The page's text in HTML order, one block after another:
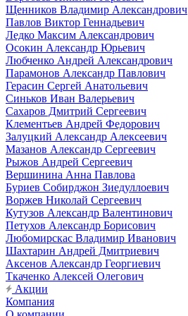
Щенников Владимир Александрович
Павлов Виктор Геннадьевич
Ледко Максим Александрович
Осокин Александр Юрьевич
Любченко Андрей Александрович
Парамонов Александр Павлович
Герасин Сергей Анатольевич
Синьков Иван Валерьевич
Сахаров Дмитрий Сергеевич
Клементьев Андрей Федорович
Залуцкий Александр Алексеевич
Мазанов Александр Сергеевич
Рыжов Андрей Сергеевич
Вершинина Анна Павлова
Буриев Собирджон Зиедуллоевич
Воржев Николай Сергеевич
Кутузов Александр Валентинович
Петухов Александр Борисович
Любомирскас Владимир Иванович
Шахтарин Андрей Дмитриевич
Аксенов Александр Георгиевич
Ткаченко Алексей Олегович
Акции
Компания